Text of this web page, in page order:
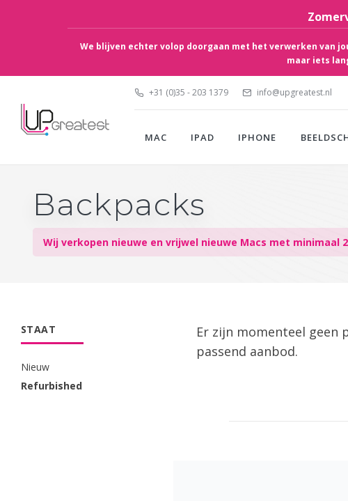
We blijven echter volop doorgaan met het verwerken van
maar iets
+31 (0)35 - 203 1379 info@upgreatest.nl
MAC IPAD IPHONE
Backpacks
Wij verkopen nieuwe en vrijwel nieuwe Macs met minimaal
STAAT
Nieuw
Refurbished
Er zijn momenteel geen
passend aanbod.